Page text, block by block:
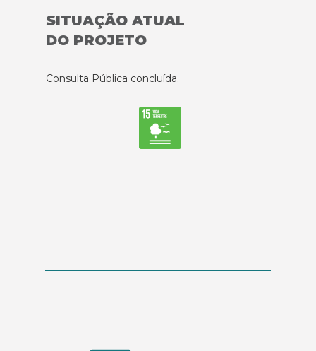
SITUAÇÃO ATUAL
DO PROJETO
Consulta Pública concluída.